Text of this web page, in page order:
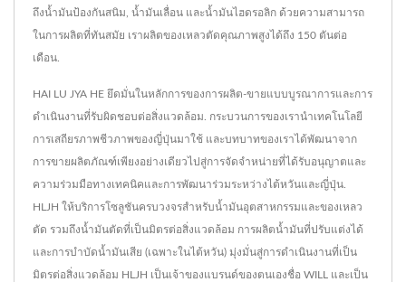
ถึงน้ำมันป้องกันสนิม, น้ำมันเลื่อน และน้ำมันไฮดรอลิก ด้วยความสามารถ
ในการผลิตที่ทันสมัย เราผลิตของเหลวตัดคุณภาพสูงได้ถึง 150 ตันต่อ
เดือน.
HAI LU JYA HE ยึดมั่นในหลักการของการผลิต-ขายแบบบูรณาการและการ
ดำเนินงานที่รับผิดชอบต่อสิ่งแวดล้อม. กระบวนการของเรานำเทคโนโลยี
การเสถียรภาพชีวภาพของญี่ปุ่นมาใช้ และบทบาทของเราได้พัฒนาจาก
การขายผลิตภัณฑ์เพียงอย่างเดียวไปสู่การจัดจำหน่ายที่ได้รับอนุญาตและ
ความร่วมมือทางเทคนิคและการพัฒนาร่วมระหว่างไต้หวันและญี่ปุ่น.
HLJH ให้บริการโซลูชันครบวงจรสำหรับน้ำมันอุตสาหกรรมและของเหลว
ตัด รวมถึงน้ำมันตัดที่เป็นมิตรต่อสิ่งแวดล้อม การผลิตน้ำมันที่ปรับแต่งได้
และการบำบัดน้ำมันเสีย (เฉพาะในไต้หวัน) มุ่งมั่นสู่การดำเนินงานที่เป็น
มิตรต่อสิ่งแวดล้อม HLJH เป็นเจ้าของแบรนด์ของตนเองชื่อ WILL และเป็น